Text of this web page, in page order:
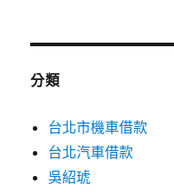
分類
台北市機車借款
台北汽車借款
吳紹琥